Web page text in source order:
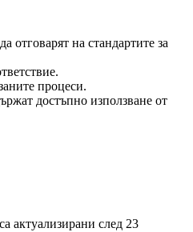
на стандартите за
процеси.
достъпно използване от
актуализирани след 23